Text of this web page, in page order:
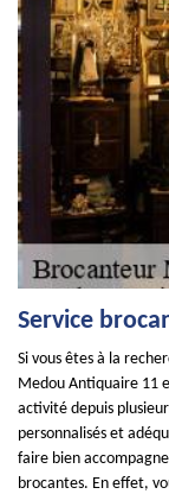
Service
Si vous êtes à la
Medou Antiquaire 11
activité depuis
personnalisés et
faire bien
brocantes. En effet,